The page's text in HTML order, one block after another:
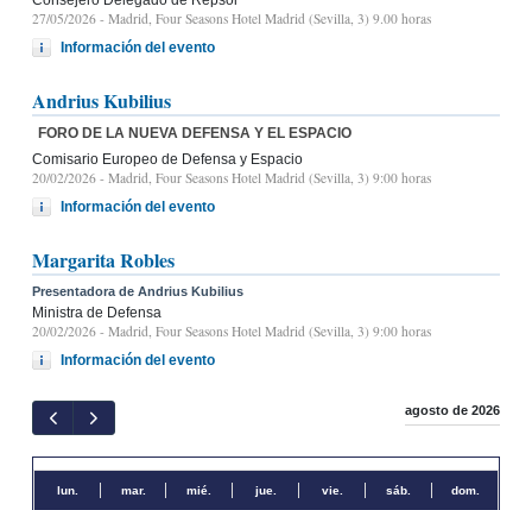
27/05/2026 - Madrid, Four Seasons Hotel Madrid (Sevilla, 3) 9.00 horas
Información del evento
Andrius Kubilius
FORO DE LA NUEVA DEFENSA Y EL ESPACIO
Comisario Europeo de Defensa y Espacio
20/02/2026 - Madrid, Four Seasons Hotel Madrid (Sevilla, 3) 9:00 horas
Información del evento
Margarita Robles
Presentadora de Andrius Kubilius
Ministra de Defensa
20/02/2026 - Madrid, Four Seasons Hotel Madrid (Sevilla, 3) 9:00 horas
Información del evento
agosto de 2026
lun. mar. mié. jue. vie. sáb. dom.